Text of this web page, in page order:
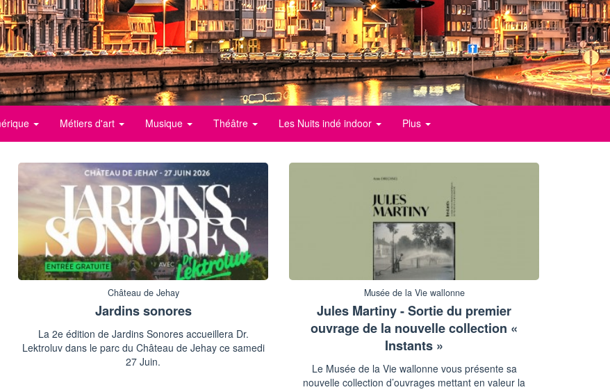
Métiers d'art Musique Théâtre Les Nuits indé indoor Plus
Château de Jehay
Jardins sonores
La 2e édition de Jardins Sonores accueillera Dr.
Lektroluv dans le parc du Château de Jehay ce samedi
27 Juin.
Musée de la Vie wallonne
Jules Martiny - Sortie du premier
ouvrage de la nouvelle collection «
Instants »
Le Musée de la Vie wallonne vous présente sa
nouvelle collection d’ouvrages mettant en valeur la